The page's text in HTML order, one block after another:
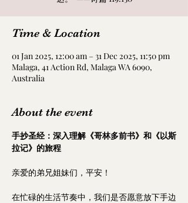
Time & Location
01 Jan 2025, 12:00 am – 31 Dec 2025, 11:50 pm
Malaga, 41 Action Rd, Malaga WA 6090,
Australia
About the event
手抄圣经：深入理解《哥林多前书》和《以斯
拉记》的旅程
亲爱的弟兄姐妹们，平安！
在忙碌的生活节奏中，我们是否愿意放下手边